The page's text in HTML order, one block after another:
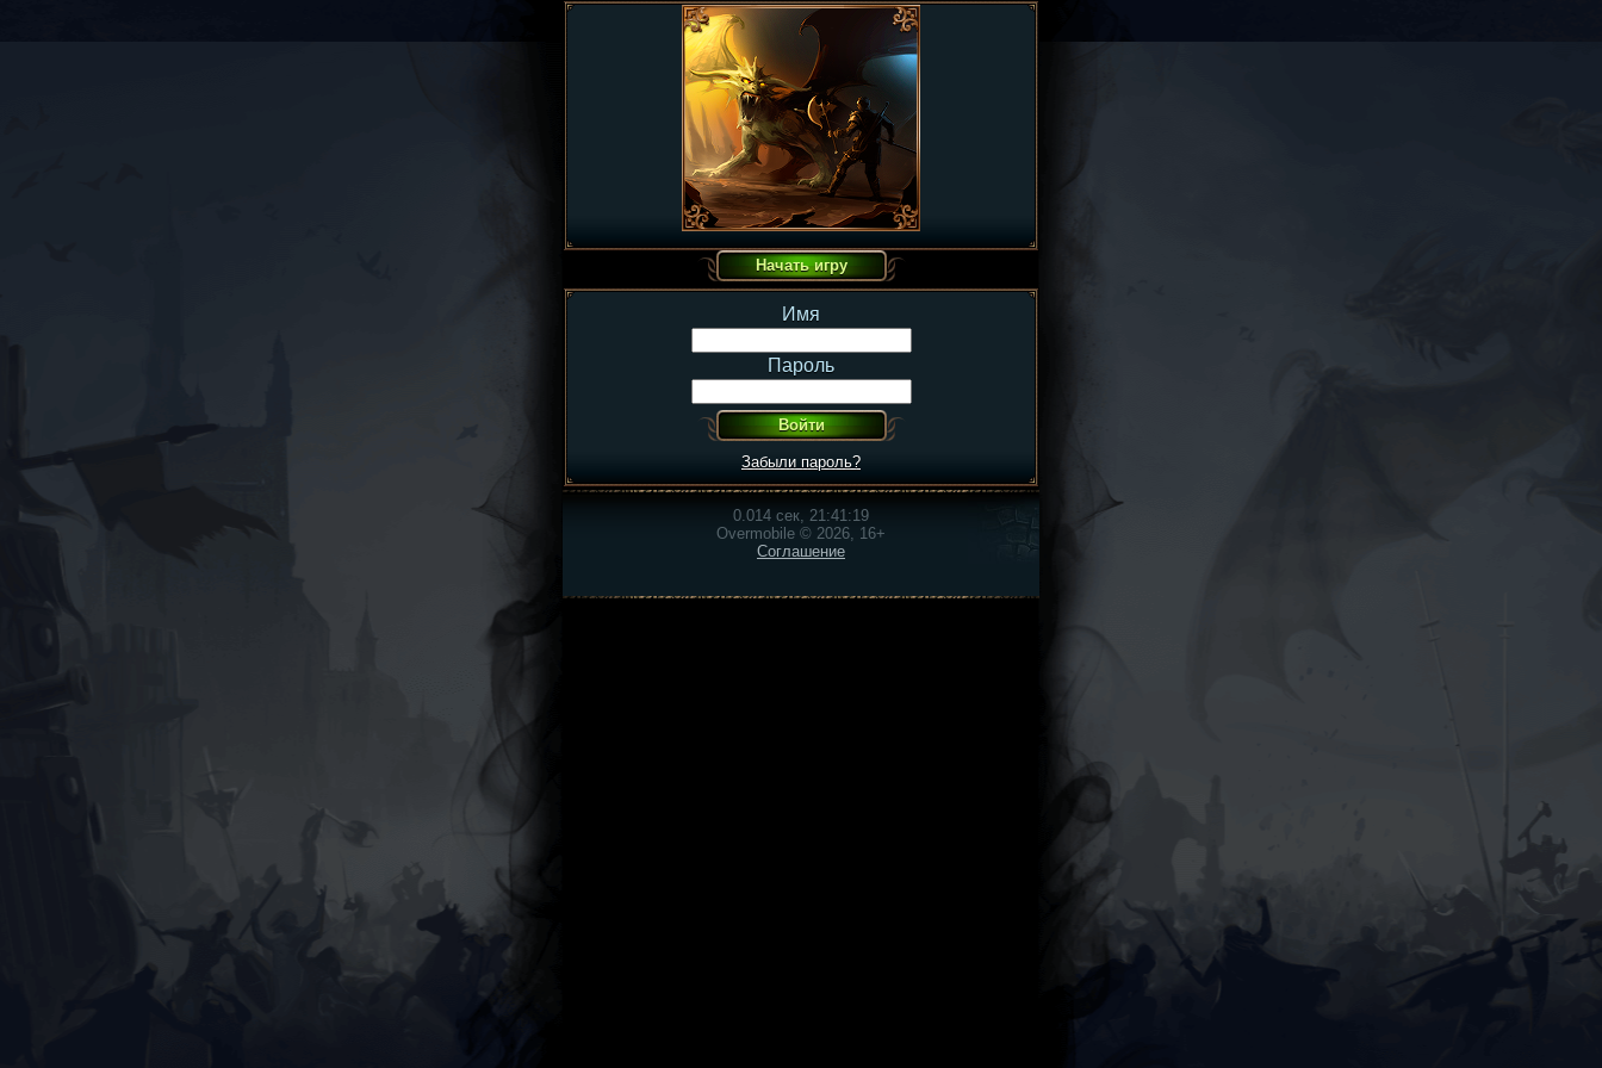
Имя
Пароль
Забыли пароль?
0.014 сек, 21:41:19
Overmobile © 2026, 16+
Соглашение